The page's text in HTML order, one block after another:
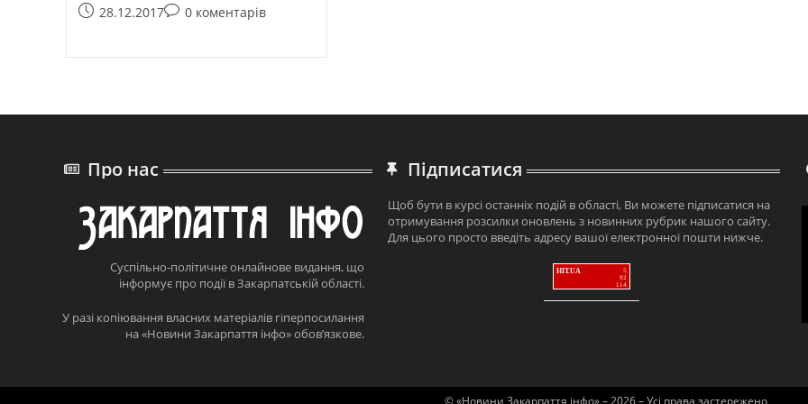
28.12.2017 0 коментарів
Про нас
Суспільно-політичне онлайнове видання, що
інформує про події в Закарпатській області.
У разі копіювання власних матеріалів гіперпосилання
на «Новини Закарпаття інфо» обов’язкове.
Підписатися
Щоб бути в курсі останніх подій в області, Ви можете підписатися на
отримування розсилки оновлень з новинних рубрик нашого сайту.
Для цього просто введіть адресу вашої електронної пошти нижче.
HIT.UA
5
92
114